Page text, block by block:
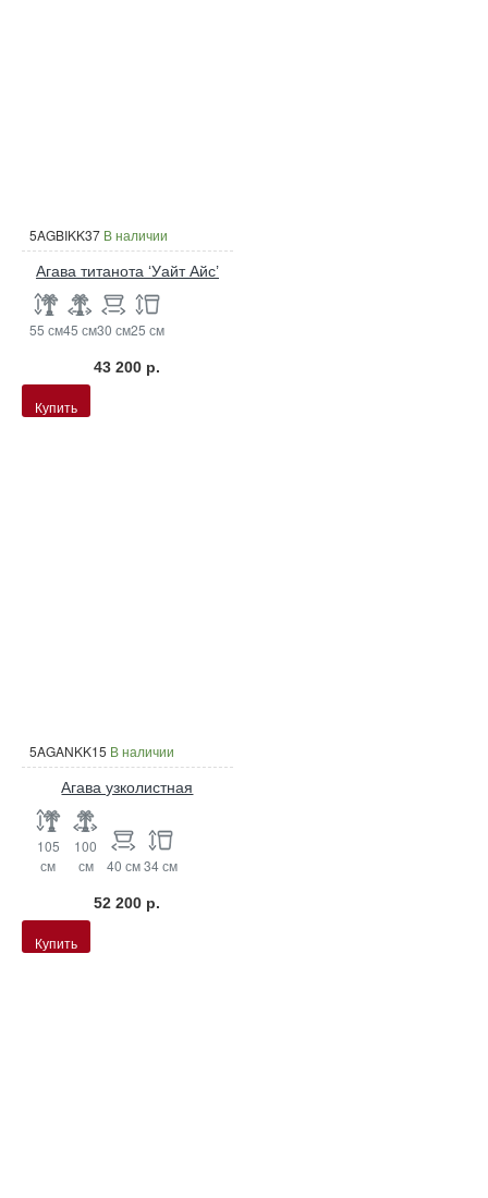
5AGBIKK37 В наличии
Агава титанота ‘Уайт Айс’
55 см45 см30 см25 см
43 200 р.
Купить
5AGANKK15 В наличии
Агава узколистная
105
см
100
см
40 см 34 см
52 200 р.
Купить